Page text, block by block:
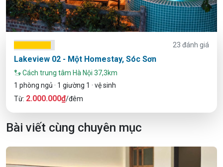
23 đánh giá
Lakeview 02 - Một Homestay, Sóc Sơn
Cách trung tâm Hà Nội 37,3km
1 phòng ngủ · 1 giường 1 · vệ sinh
Từ: 2.000.000₫/đêm
Bài viết cùng chuyên mục